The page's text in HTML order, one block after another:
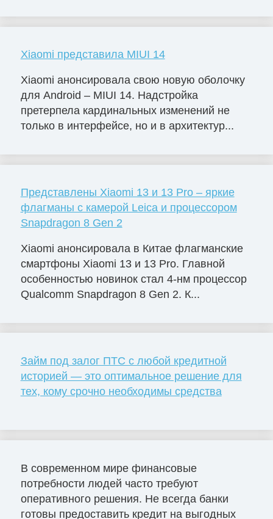
Xiaomi представила MIUI 14
Xiaomi анонсировала свою новую оболочку
для Android – MIUI 14. Надстройка
претерпела кардинальных изменений не
только в интерфейсе, но и в архитектур...
Представлены Xiaomi 13 и 13 Pro – яркие
флагманы с камерой Leica и процессором
Snapdragon 8 Gen 2
Xiaomi анонсировала в Китае флагманские
смартфоны Xiaomi 13 и 13 Pro. Главной
особенностью новинок стал 4-нм процессор
Qualcomm Snapdragon 8 Gen 2. К...
Займ под залог ПТС с любой кредитной
историей — это оптимальное решение для
тех, кому срочно необходимы средства
В современном мире финансовые
потребности людей часто требуют
оперативного решения. Не всегда банки
готовы предоставить кредит на выгодных